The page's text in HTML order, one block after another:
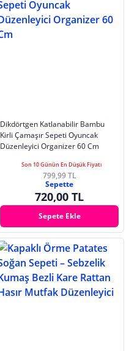
Dikdörtgen Katlanabilir Bambu
Kirli Çamaşır Sepeti Oyuncak
Düzenleyici Organizer 60 Cm
Son 10 Günün En Düşük Fiyatı
799,99 TL
Sepette
720,00 TL
Sepete Ekle